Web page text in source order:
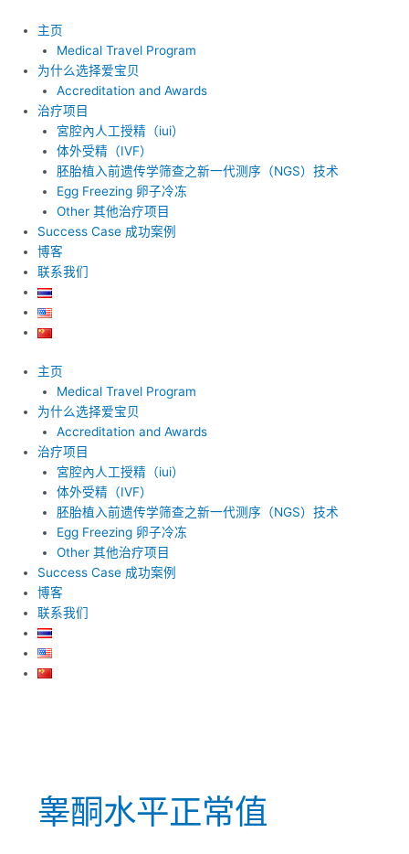
主页
Medical Travel Program
为什么选择爱宝贝
Accreditation and Awards
治疗项目
宮腔內人工授精（iui）
体外受精（IVF）
胚胎植入前遗传学筛查之新一代测序（NGS）技术
Egg Freezing 卵子冷冻
Other 其他治疗项目
Success Case 成功案例
博客
联系我们
主页
Medical Travel Program
为什么选择爱宝贝
Accreditation and Awards
治疗项目
宮腔內人工授精（iui）
体外受精（IVF）
胚胎植入前遗传学筛查之新一代测序（NGS）技术
Egg Freezing 卵子冷冻
Other 其他治疗项目
Success Case 成功案例
博客
联系我们
睾酮水平正常值